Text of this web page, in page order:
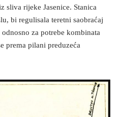
sliva rijeke Jasenice. Stanica
bi regulisala teretni saobraćaj
za potrebe kombinata
prema pilani preduzeća